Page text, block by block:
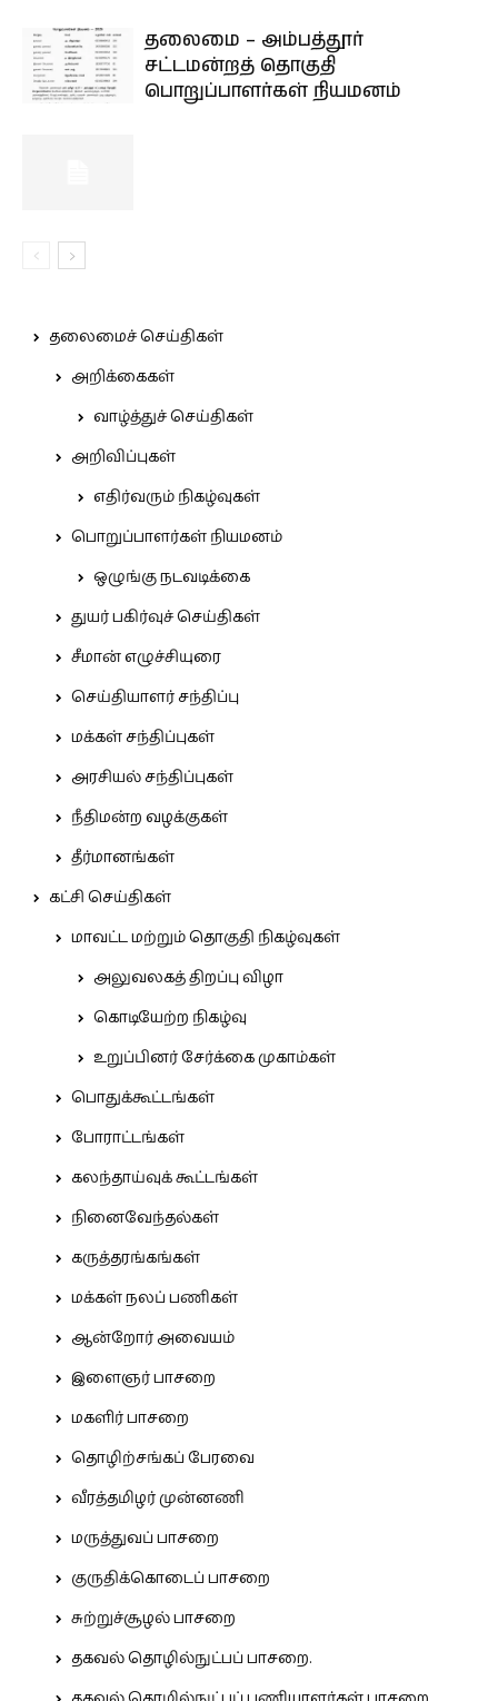
தலைமை – அம்பத்தூர்
சட்டமன்றத் தொகுதி
பொறுப்பாளர்கள் நியமனம்
தலைமைச் செய்திகள்
அறிக்கைகள்
வாழ்த்துச் செய்திகள்
அறிவிப்புகள்
எதிர்வரும் நிகழ்வுகள்
பொறுப்பாளர்கள் நியமனம்
ஒழுங்கு நடவடிக்கை
துயர் பகிர்வுச் செய்திகள்
சீமான் எழுச்சியுரை
செய்தியாளர் சந்திப்பு
மக்கள் சந்திப்புகள்
அரசியல் சந்திப்புகள்
நீதிமன்ற வழக்குகள்
தீர்மானங்கள்
கட்சி செய்திகள்
மாவட்ட மற்றும் தொகுதி நிகழ்வுகள்
அலுவலகத் திறப்பு விழா
கொடியேற்ற நிகழ்வு
உறுப்பினர் சேர்க்கை முகாம்கள்
பொதுக்கூட்டங்கள்
போராட்டங்கள்
கலந்தாய்வுக் கூட்டங்கள்
நினைவேந்தல்கள்
கருத்தரங்கங்கள்
மக்கள் நலப் பணிகள்
ஆன்றோர் அவையம்
இளைஞர் பாசறை
மகளிர் பாசறை
தொழிற்சங்கப் பேரவை
வீரத்தமிழர் முன்னணி
மருத்துவப் பாசறை
குருதிக்கொடைப் பாசறை
சுற்றுச்சூழல் பாசறை
தகவல் தொழில்நுட்பப் பாசறை.